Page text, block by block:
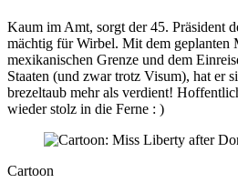
Kaum im Amt, sorgt der 45. Präsident
mächtig für Wirbel. Mit dem geplanten
mexikanischen Grenze und dem
Staaten (und zwar trotz Visum), hat er
brezeltaub mehr als verdient!
wieder stolz in die Ferne : )
Cartoon